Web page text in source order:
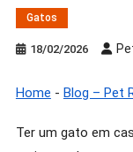
Gatos
18/02/2026
Home - Blog – Pet
Ter um gato em